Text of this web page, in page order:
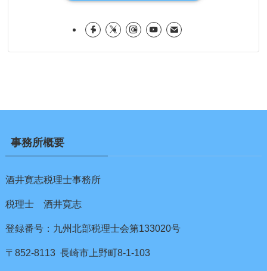
事務所概要
酒井寛志税理士事務所
税理士 酒井寛志
登録番号：九州北部税理士会第133020号
〒852-8113 長崎市上野町8-1-103